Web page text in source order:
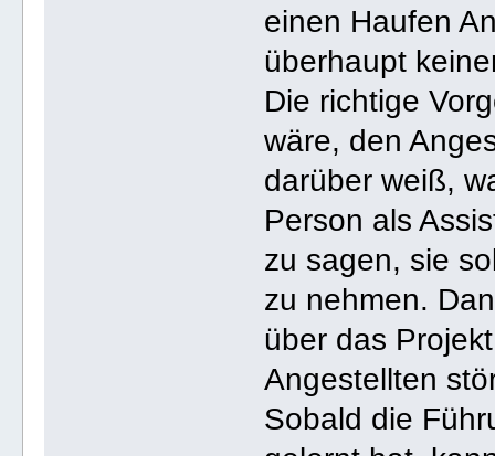
einen Haufen
überhaupt
Die richtige
wäre, den
darüber weiß,
Person als
zu sagen, sie
zu nehmen.
über das
Angestellten
Sobald die